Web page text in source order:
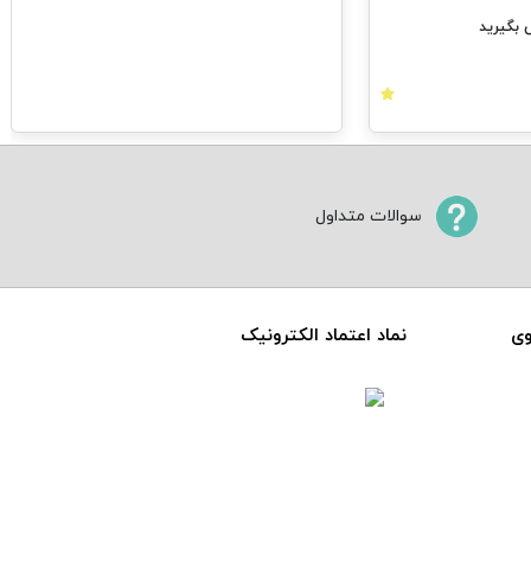
سوالات متداول
نماد اعتماد الکترونیک